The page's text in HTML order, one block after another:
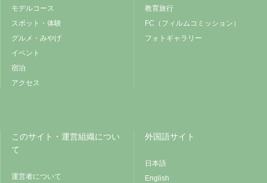
モデルコース
スポット・体験
グルメ・みやげ
イベント
宿泊
アクセス
教育旅行
FC（フィルムコミッション）
フォトギャラリー
このサイト・運営組織につい
て
運営者について
外国語サイト
日本語
English